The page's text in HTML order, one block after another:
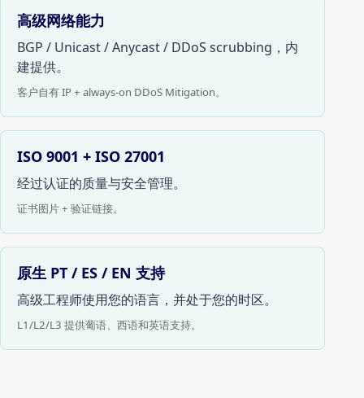
高级网络能力
BGP / Unicast / Anycast / DDoS scrubbing，内
建提供。
客户自有 IP + always-on DDoS Mitigation。
ISO 9001 + ISO 27001
经过认证的质量与安全管理。
证书图片 + 验证链接。
原生 PT / ES / EN 支持
高级工程师使用您的语言，并处于您的时区。
L1/L2/L3 提供葡语、西语和英语支持。